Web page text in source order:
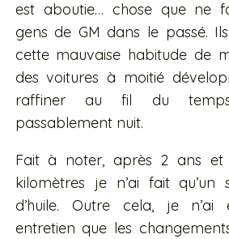
est aboutie… chose que ne
gens de GM dans le passé.
cette mauvaise habitude de
des voitures à moitié
raffiner au fil du
passablement nuit.
Fait à noter, après 2 ans
kilomètres je n’ai fait qu’un
d’huile. Outre cela, je
entretien que les